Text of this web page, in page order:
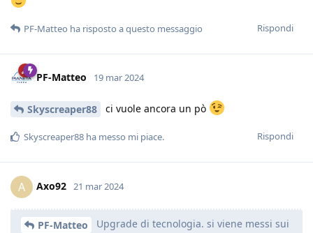
Rispondi
PF-Matteo ha risposto a questo messaggio
PF-Matteo 19 mar 2024
Skyscreaper88 ci vuole ancora un pò
Rispondi
Skyscreaper88 ha messo mi piace.
A Axo92 21 mar 2024
PF-Matteo
Upgrade di tecnologia. si viene messi sui